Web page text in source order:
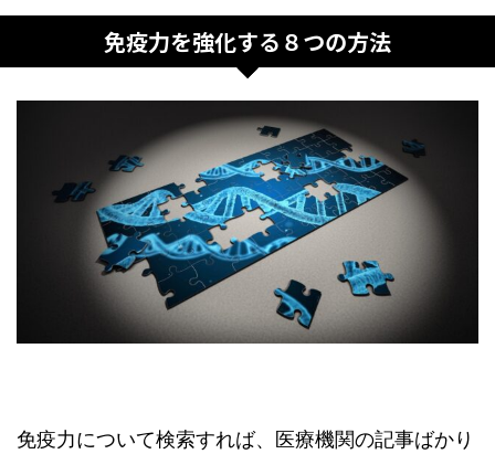
免疫力を強化する８つの方法
免疫力について検索すれば、医療機関の記事ばかり